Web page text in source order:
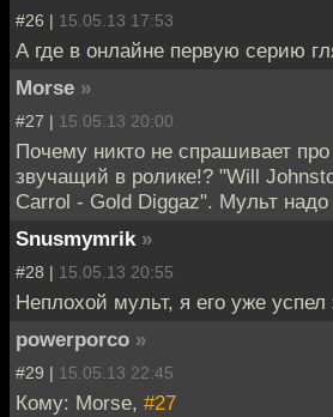
#26 | 15.05.13 17:53
А где в онлайне первую серию
Morse »
#27 | 15.05.13 20:00
Почему никто не спрашивает
звучащий в ролике!? "Will
Carrol - Gold Diggaz". Мульт надо
Snusmymrik »
#28 | 15.05.13 20:55
Неплохой мульт, я его уже успел
powerporco »
#29 | 15.05.13 22:45
Кому: Morse, #27